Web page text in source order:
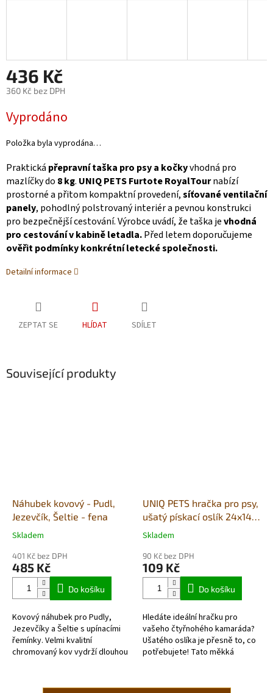
436 Kč
360 Kč bez DPH
cena:
Vyprodáno
Položka byla vyprodána…
Praktická přepravní taška pro psy a kočkyvhodná pro
mazlíčky do 8 kg. UNIQ PETS Furtote RoyalTournabízí
prostorné a přitom kompaktní provedení,síťované ventilační
panely, pohodlný polstrovaný interiér a pevnou konstrukci
pro bezpečnější cestování. Výrobce uvádí, že taška jevhodná
pro cestování v kabině letadla.Před letem doporučujeme
ověřit podmínky konkrétní letecké společnosti.
Detailní informace
ZEPTAT SE HLÍDAT SDÍLET
Související produkty
Náhubek kovový - Pudl,
Jezevčík, Šeltie - fena
Průměrné
produktu
je
hvězdiček.
Skladem
401 Kč bez DPH
485 Kč
Do košíku
Kovový náhubek pro Pudly,
Jezevčíky a Šeltie s upínacími
řemínky. Velmi kvalitní
chromovaný kov vydrží dlouhou
UNIQ PETS hračka pro psy,
ušatý pískací oslík 24x14
cm
Průměrné
produktu
je
hvězdiček.
Skladem
90 Kč bez DPH
109 Kč
Do košíku
Hledáte ideální hračku pro
vašeho čtyřnohého kamaráda?
Ušatého oslíka je přesně to, co
potřebujete! Tato měkká
vašeho...